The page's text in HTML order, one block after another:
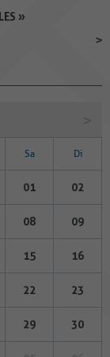
»
Sa Di
01 02
08 09
15 16
22 23
29 30